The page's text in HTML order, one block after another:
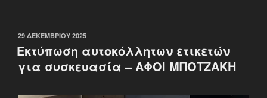
ΔΗΜΟΣΙΕΎΤΗΚΕ
ΣΤΙΣ
29 ΔΕΚΕΜΒΡΊΟΥ 2025
Εκτύπωση αυτοκόλλητων ετικετών
για συσκευασία – ΑΦΟΙ ΜΠΟΤΖΑΚΗ